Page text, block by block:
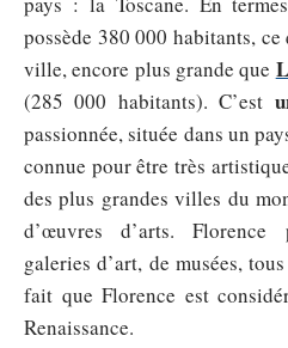
possède 380 000 habitants,
ville, encore plus grande que
(285 000 habitants). C’est
passionnée, située dans un
connue pour être très
des plus grandes villes du
d’œuvres d’arts. Florence
galeries d’art, de musées,
fait que Florence est
Renaissance.